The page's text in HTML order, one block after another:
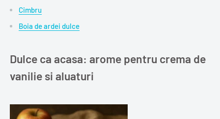
Cimbru
Boia de ardei dulce
Dulce ca acasa: arome pentru crema de
vanilie si aluaturi